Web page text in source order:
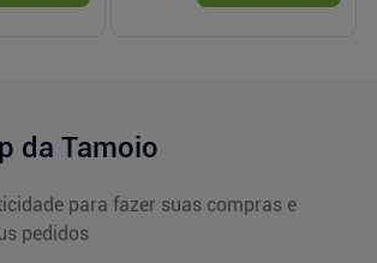
da Tamoio
para fazer suas compras e
pedidos